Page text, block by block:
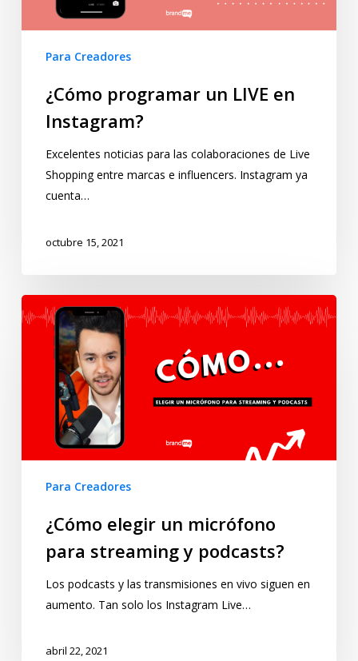
Para Creadores
¿Cómo programar un LIVE en
Instagram?
Excelentes noticias para las colaboraciones de Live
Shopping entre marcas e influencers. Instagram ya
cuenta…
octubre 15, 2021
Para Creadores
¿Cómo elegir un micrófono
para streaming y podcasts?
Los podcasts y las transmisiones en vivo siguen en
aumento. Tan solo los Instagram Live…
abril 22, 2021